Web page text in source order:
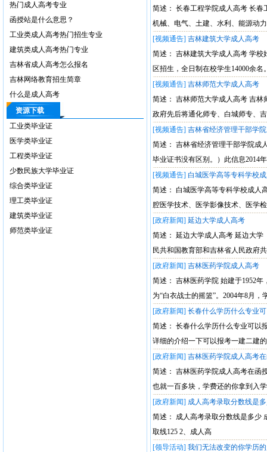
热门成人高考专业
函授站是什么意思？
工业类成人高考热门招生专业
建筑类成人高考热门专业
吉林省成人高考怎么报名
吉林网络教育招生简章
什么是成人高考
资源下载
工业类毕业证
医学类毕业证
工程类毕业证
少数民族大学毕业证
综合类毕业证
理工类毕业证
建筑类毕业证
师范类毕业证
简述： 长春工程学院成人高考 长
机械、电气、土建、水利、能源动
[视频通告] 吉林建筑大学成人高考
简述： 吉林建筑大学成人高考 学校
区招生，全日制在校学生14000余
[视频通告] 吉林师范大学成人高考
简述： 吉林师范大学成人高考 吉林
政府先后将通化师专、白城师专、
[视频通告] 吉林省经济管理干部学
简述： 吉林省经济管理干部学院成
毕业证书没有区别。）此信息2014
[视频通告] 白城医学高等专科学校
简述： 白城医学高等专科学校成人
腔医学技术、医学影像技术、医学
[政府新闻] 延边大学成人高考
简述： 延边大学成人高考 延边大学
民共和国教育部和吉林省人民政府
[政府新闻] 吉林医药学院成人高考
简述： 吉林医药学院 始建于1952
为“白衣战士的摇篮”。2004年8月
[政府新闻] 长春什么学历什么专业
简述： 长春什么学历什么专业可以
详细的介绍一下可以报考一建二建
[政府新闻] 吉林医药学院成人高考
简述： 吉林医药学院成人高考在函
也就一百多块，学费还的你拿到入
[政府新闻] 成人高考录取分数线是
简述： 成人高考录取分数线是多少
取线125 2、成人高
[领导活动] 我们无法改变的你学历